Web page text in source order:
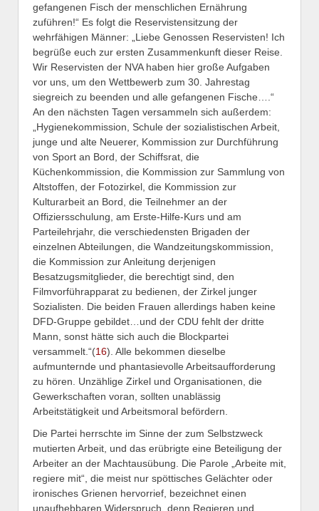
gefangenen Fisch der menschlichen Ernährung
zuführen!“ Es folgt die Reservistensitzung der
wehrfähigen Männer: „Liebe Genossen Reservisten! Ich
begrüße euch zur ersten Zusammenkunft dieser Reise.
Wir Reservisten der NVA haben hier große Aufgaben
vor uns, um den Wettbewerb zum 30. Jahrestag
siegreich zu beenden und alle gefangenen Fische….“
An den nächsten Tagen versammeln sich außerdem:
„Hygienekommission, Schule der sozialistischen Arbeit,
junge und alte Neuerer, Kommission zur Durchführung
von Sport an Bord, der Schiffsrat, die
Küchenkommission, die Kommission zur Sammlung von
Altstoffen, der Fotozirkel, die Kommission zur
Kulturarbeit an Bord, die Teilnehmer an der
Offiziersschulung, am Erste-Hilfe-Kurs und am
Parteilehrjahr, die verschiedensten Brigaden der
einzelnen Abteilungen, die Wandzeitungskommission,
die Kommission zur Anleitung derjenigen
Besatzugsmitglieder, die berechtigt sind, den
Filmvorführapparat zu bedienen, der Zirkel junger
Sozialisten. Die beiden Frauen allerdings haben keine
DFD-Gruppe gebildet…und der CDU fehlt der dritte
Mann, sonst hätte sich auch die Blockpartei
versammelt.“(16). Alle bekommen dieselbe
aufmunternde und phantasievolle Arbeitsaufforderung
zu hören. Unzählige Zirkel und Organisationen, die
Gewerkschaften voran, sollten unablässig
Arbeitstätigkeit und Arbeitsmoral befördern.
Die Partei herrschte im Sinne der zum Selbstzweck
mutierten Arbeit, und das erübrigte eine Beteiligung der
Arbeiter an der Machtausübung. Die Parole „Arbeite mit,
regiere mit“, die meist nur spöttisches Gelächter oder
ironisches Grienen hervorrief, bezeichnet einen
unaufhebbaren Widerspruch, denn Regieren und